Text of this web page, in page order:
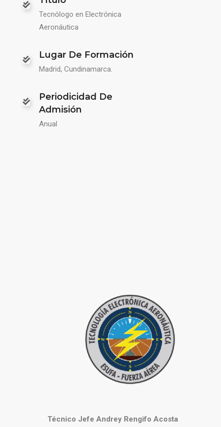
Tecnólogo en Electrónica
Aeronáutica
Lugar De Formación
Madrid, Cundinamarca.
Periodicidad De
Admisión
Anual
Técnico Jefe Andrey Rengifo Acosta